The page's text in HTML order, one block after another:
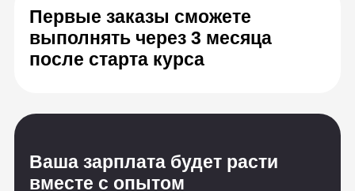
вместе с опытом
от 3 000 BYN
от 10 200 BYN